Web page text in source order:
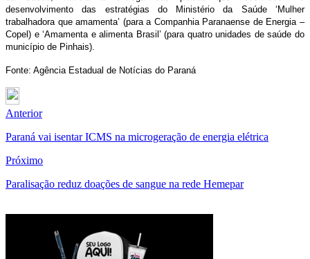
desenvolvimento das estratégias do Ministério da Saúde ‘Mulher
trabalhadora que amamenta’ (para a Companhia Paranaense de Energia –
Copel) e ‘Amamenta e alimenta Brasil’ (para quatro unidades de saúde do
município de Pinhais).
Fonte: Agência Estadual de Notícias do Paraná
Anterior
Paraná vai isentar ICMS na microgeração de energia elétrica
Próximo
Paralisação reduz doações de sangue na rede Hemepar